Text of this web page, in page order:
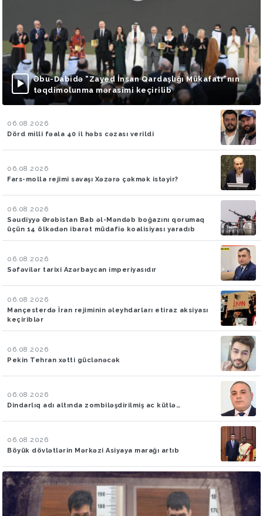
Əbu-Dabidə “Zayed İnsan Qardaşlığı Mükafatı”nın
təqdimolunma mərasimi keçirilib
06.08.2026
Dörd milli fəala 40 il həbs cəzası verildi
06.08.2026
Fars-molla rejimi savaşı Xəzərə çəkmək istəyir?
06.08.2026
Səudiyyə Ərəbistan Bab əl-Məndəb boğazını qorumaq
üçün 14 ölkədən ibarət müdafiə koalisiyası yaradıb
06.08.2026
Səfəvilər tarixi Azərbaycan imperiyasıdır
06.08.2026
Mançesterdə İran rejiminin əleyhdarları etiraz aksiyası
keçiriblər
06.08.2026
Pekin Tehran xətti güclənəcək
06.08.2026
Dindarlıq adı altında zombiləşdirilmiş ac kütlə…
06.08.2026
Böyük dövlətlərin Mərkəzi Asiyaya marağı artıb